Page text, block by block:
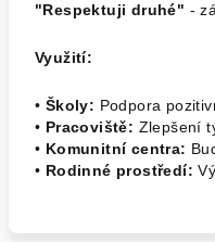
"Respektuji druhé" -
Využití:
• Školy: Podpora
• Pracoviště: Zlepšení
• Komunitní centra:
• Rodinné prostředí: